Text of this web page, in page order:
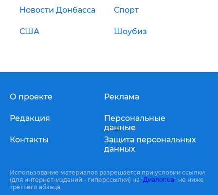
Новости Донбасса Спорт
США Шоубиз
О проекте
Редакция
Контакты
Реклама
Персональные
данные
Защита персональных
данных
Использование материалов разрешается при условии ссылки
(для интернет-изданий - гиперссылки) на "Диалог.ua" не ниже
третьего абзаца.